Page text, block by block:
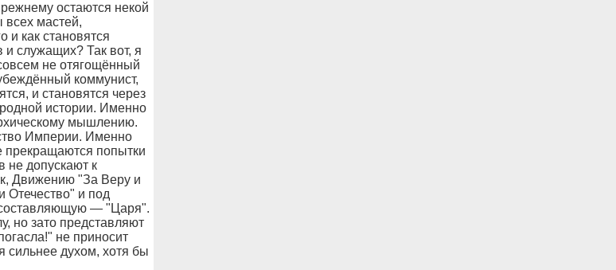
остаются некой
всех мастей,
как становятся
служащих? Так вот, я
не отягощённый
коммунист,
и становятся через
истории. Именно
мышлению.
Империи. Именно
попытки
не допускают к
Движению "За Веру и
Отечество" и под
составляющую — "Царя".
но зато представляют
не приносит
сильнее духом, хотя бы